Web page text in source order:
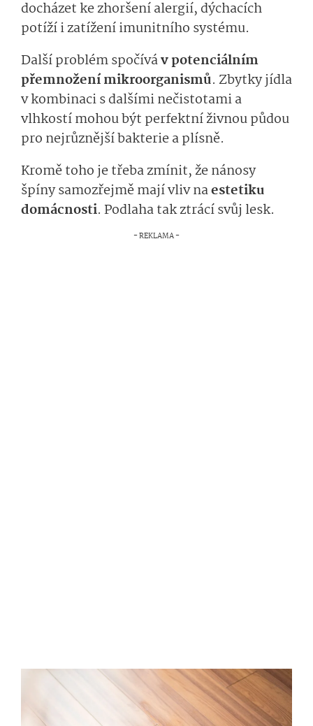
docházet ke zhoršení alergií, dýchacích
potíží i zatížení imunitního systému.
Další problém spočíváv potenciálním
přemnožení mikroorganismů. Zbytky jídla
v kombinaci s dalšími nečistotami a
vlhkostí mohou být perfektní živnou půdou
pro nejrůznější bakterie a plísně.
Kromě toho je třeba zmínit, že nánosy
špíny samozřejmě mají vliv naestetiku
domácnosti. Podlaha tak ztrácí svůj lesk.